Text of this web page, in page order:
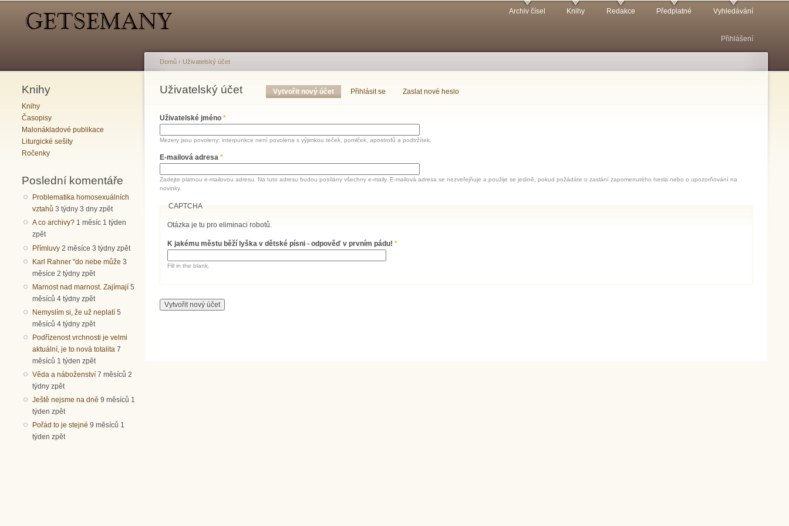
Archiv čísel Knihy Redakce Předplatné Vyhledávání
Přihlášení
Knihy
Knihy
Časopisy
Malonákladové publikace
Liturgické sešity
Ročenky
Poslední komentáře
Problematika homosexuálních
vztahů 3 týdny 3 dny zpět
A co archivy? 1 měsíc 1 týden
zpět
Přímluvy 2 měsíce 3 týdny zpět
Karl Rahner "do nebe může 3
měsíce 2 týdny zpět
Marnost nad marnost. Zajímají 5
měsíců 4 týdny zpět
Nemyslím si, že už neplatí 5
měsíců 4 týdny zpět
Podřízenost vrchnosti je velmi
aktuální, je to nová totalita 7
měsíců 1 týden zpět
Věda a náboženství 7 měsíců 2
týdny zpět
Ještě nejsme na dně 9 měsíců 1
týden zpět
Pořád to je stejné 9 měsíců 1
týden zpět
Jste zde
Domů › Uživatelský účet
Uživatelský účet
Hlavní záložky Vytvořit nový účet (aktivní záložka)
Přihlásit se Zaslat nové heslo
Uživatelské jméno *
Mezery jsou povoleny; interpunkce není povolena s výjimkou teček, pomlček, apostrofů a podtržítek.
E-mailová adresa *
Zadejte platnou e-mailovou adresu. Na tuto adresu budou posílány všechny e-maily. E-mailová adresa se nezveřejňuje a použije se jedině, pokud požádáte o zaslání zapomenutého hesla nebo o upozorňování na
novinky.
CAPTCHA
Otázka je tu pro eliminaci robotů.
K jakému městu běží lyška v dětské písni - odpověď v prvním pádu!*
Fill in the blank.